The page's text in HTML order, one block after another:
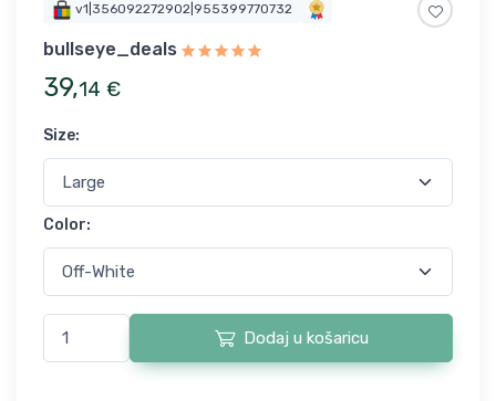
v1|356092272902|955399770732
bullseye_deals
39,14 €
Size:
Color:
Dodaj u košaricu